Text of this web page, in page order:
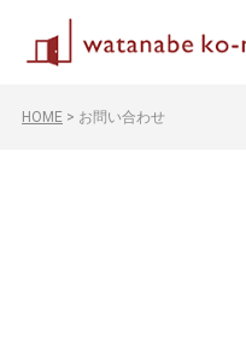
HOME > お問い合わせ